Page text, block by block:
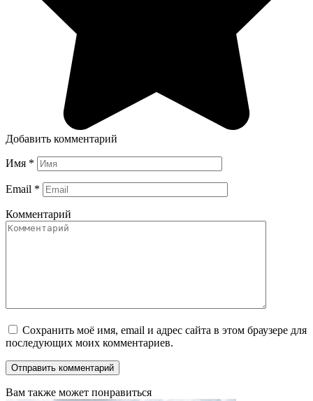
Добавить комментарий
Имя *
Email *
Комментарий
Сохранить моё имя, email и адрес сайта в этом браузере для
последующих моих комментариев.
Вам также может понравиться